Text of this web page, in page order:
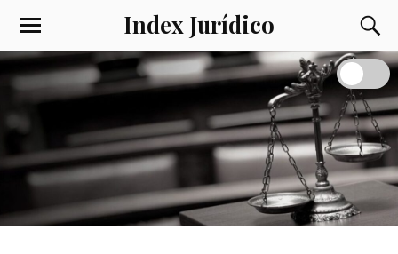
Index Jurídico